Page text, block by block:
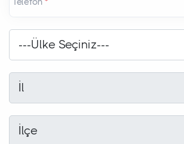
---Ülke Seçiniz---
İl
*
İlçe
İlçe